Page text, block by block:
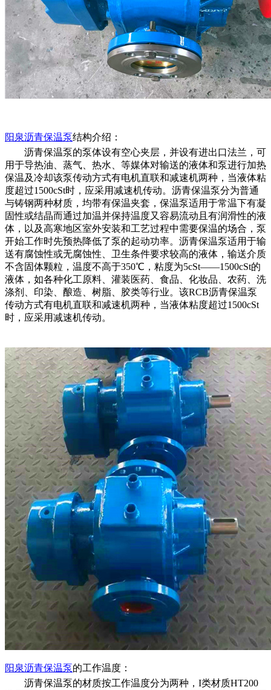
阳泉沥青保温泵结构介绍：
沥青保温泵的泵体设有空心夹层，并设有进出口法兰，可
用于导热油、蒸气、热水、等媒体对输送的液体和泵进行加热
保温及冷却该泵传动方式有电机直联和减速机两种，当液体粘
度超过1500cSt时，应采用减速机传动。沥青保温泵分为普通
与铸钢两种材质，均带有保温夹套，保温泵适用于常温下有凝
固性或结晶而通过加温并保持温度又容易流动且有润滑性的液
体，以及高寒地区室外安装和工艺过程中需要保温的场合，泵
开始工作时先预热降低了泵的起动功率。沥青保温泵适用于输
送有腐蚀性或无腐蚀性、卫生条件要求较高的液体，输送介质
不含固体颗粒，温度不高于350℃，粘度为5cSt——1500cSt的
液体，如各种化工原料、灌装医药、食品、化妆品、农药、洗
涤剂、印染、酿造、树脂、胶类等行业。该RCB沥青保温泵
传动方式有电机直联和减速机两种，当液体粘度超过1500cSt
时，应采用减速机传动。
阳泉沥青保温泵的工作温度：
沥青保温泵的材质按工作温度分为两种， I类材质HT200